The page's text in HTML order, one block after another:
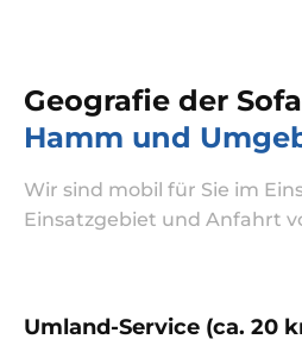
Geografie der
Hamm und
Wir sind mobil für Sie im
Einsatzgebiet und Anfahrt
Umland-Service (ca. 20